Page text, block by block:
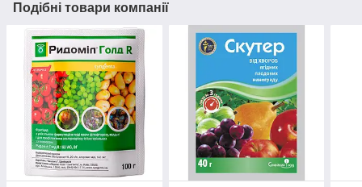
Подібні товари компанії